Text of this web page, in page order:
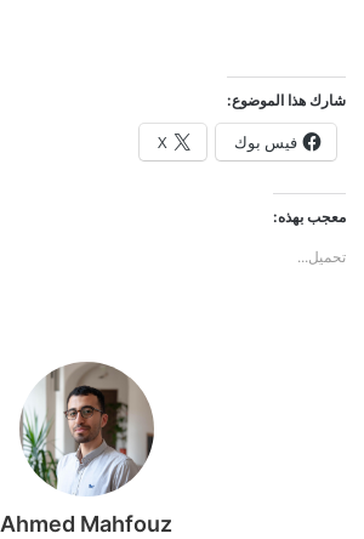
شارك هذا الموضوع:
فيس بوك X
معجب بهذه:
تحميل...
Ahmed Mahfouz